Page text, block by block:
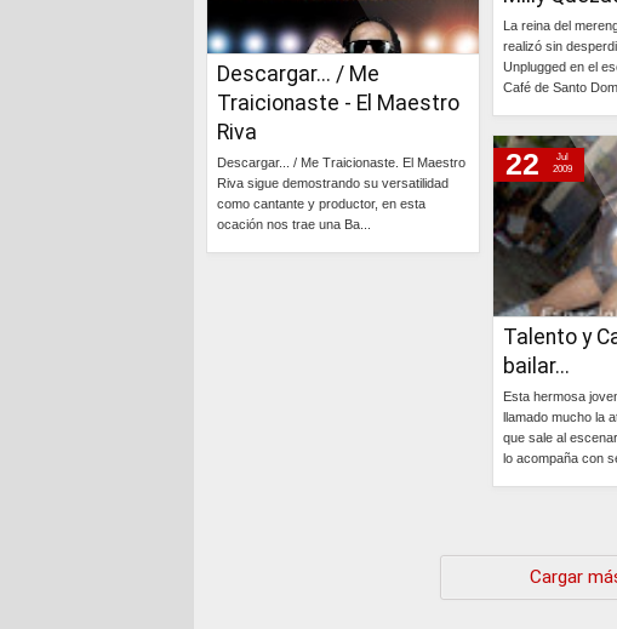
La reina del
realizó sin
Unplugged en el
Café de Santo
Descargar... / Me
Traicionaste - El Maestro
Riva
Descargar... / Me Traicionaste. El Maestro
Riva sigue demostrando su versatilidad
como cantante y productor, en esta
ocación nos trae una Ba...
Talento y
bailar...
Esta hermosa
llamado mucho la
que sale al
lo acompaña con
22
Jul
2009
Cargar